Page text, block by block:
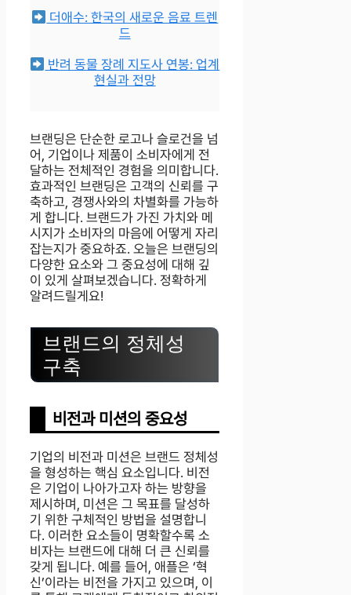
더애수: 한국의 새로운 음료 트렌
드
반려 동물 장례 지도사 연봉: 업계
현실과 전망
브랜딩은 단순한 로고나 슬로건을 넘
어, 기업이나 제품이 소비자에게 전
달하는 전체적인 경험을 의미합니다.
효과적인 브랜딩은 고객의 신뢰를 구
축하고, 경쟁사와의 차별화를 가능하
게 합니다. 브랜드가 가진 가치와 메
시지가 소비자의 마음에 어떻게 자리
잡는지가 중요하죠. 오늘은 브랜딩의
다양한 요소와 그 중요성에 대해 깊
이 있게 살펴보겠습니다. 정확하게
알려드릴게요!
브랜드의 정체성
구축
비전과 미션의 중요성
기업의 비전과 미션은 브랜드 정체성
을 형성하는 핵심 요소입니다. 비전
은 기업이 나아가고자 하는 방향을
제시하며, 미션은 그 목표를 달성하
기 위한 구체적인 방법을 설명합니
다. 이러한 요소들이 명확할수록 소
비자는 브랜드에 대해 더 큰 신뢰를
갖게 됩니다. 예를 들어, 애플은 ‘혁
신’이라는 비전을 가지고 있으며, 이